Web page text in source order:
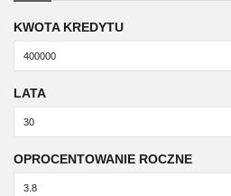
KWOTA KREDYTU
LATA
OPROCENTOWANIE ROCZNE